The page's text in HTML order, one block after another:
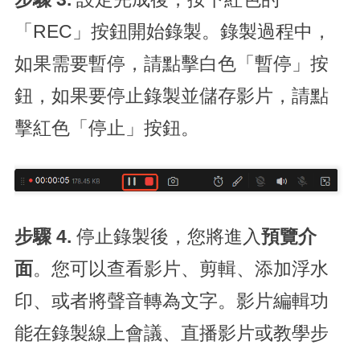
「REC」按鈕開始錄製。錄製過程中，
如果需要暫停，請點擊白色「暫停」按
鈕，如果要停止錄製並儲存影片，請點
擊紅色「停止」按鈕。
步驟 4. 停止錄製後，您將進入預覽介
面。您可以查看影片、剪輯、添加浮水
印、或者將聲音轉為文字。影片編輯功
能在錄製線上會議、直播影片或教學步